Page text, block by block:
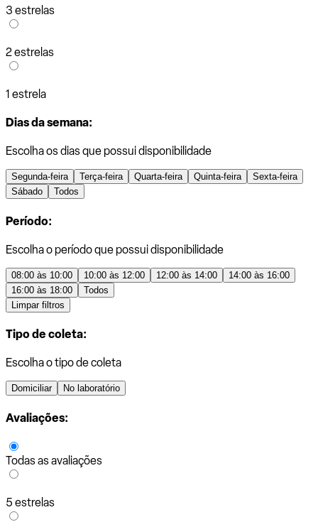
3 estrelas
2 estrelas
1 estrela
Dias da semana:
Escolha os dias que possui disponibilidade
Segunda-feira Terça-feira Quarta-feira Quinta-feira
Sexta-feira
Sábado
Todos
Período:
Escolha o período que possui disponibilidade
08:00 às 10:00 10:00 às 12:00 12:00 às 14:00
14:00 às 16:00
16:00 às 18:00
Todos
Limpar filtros
Tipo de coleta:
Escolha o tipo de coleta
Domiciliar No laboratório
Avaliações:
Todas as avaliações
5 estrelas